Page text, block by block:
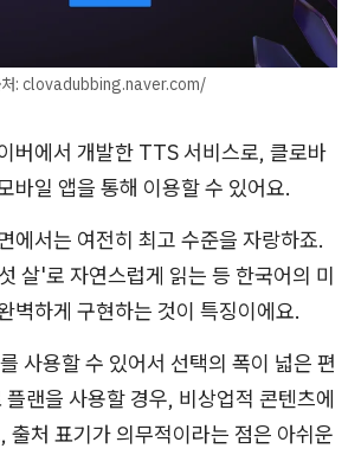
처: clovadubbing.naver.com/
버에서 개발한 TTS 서비스로, 클로바
바일 앱을 통해 이용할 수 있어요.
에서는 여전히 최고 수준을 자랑하죠.
살'로 자연스럽게 읽는 등 한국어의 미
벽하게 구현하는 것이 특징이에요.
사용할 수 있어서 선택의 폭이 넓은 편
랜을 사용할 경우, 비상업적 콘텐츠에
출처 표기가 의무적이라는 점은 아쉬운